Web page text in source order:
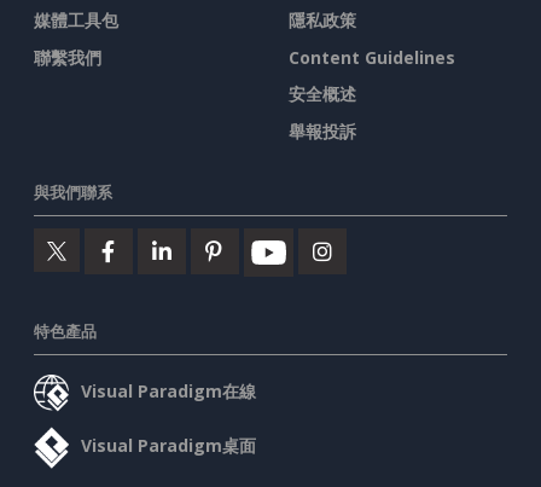
媒體工具包
聯繫我們
隱私政策
Content Guidelines
安全概述
舉報投訴
與我們聯系
特色產品
Visual Paradigm在線
Visual Paradigm桌面